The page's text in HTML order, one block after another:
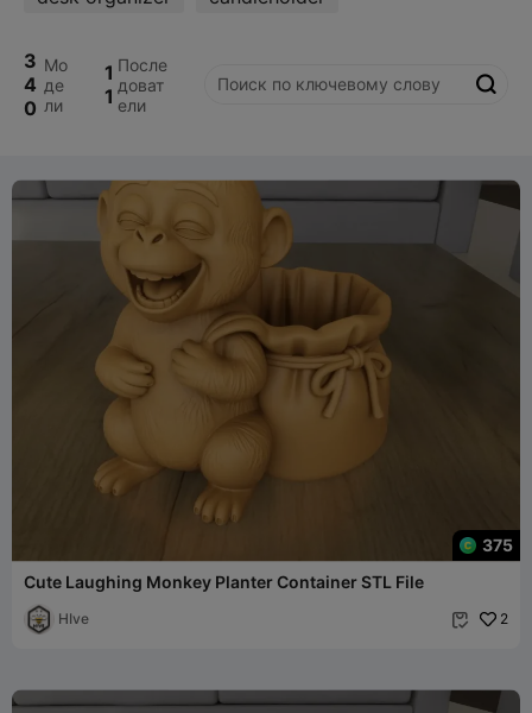
3
4
0
Мо
де
ли
1
1
После
доват
ели

375
Cute Laughing Monkey Planter Container STL File
HIve  2